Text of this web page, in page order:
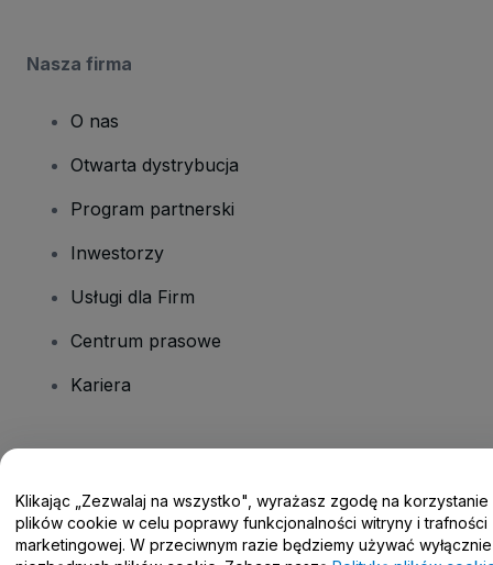
Nasza firma
O nas
Otwarta dystrybucja
Program partnerski
Inwestorzy
Usługi dla Firm
Centrum prasowe
Kariera
Centrum pomocy / Skontaktuj się z nami
Klikając „Zezwalaj na wszystko", wyrażasz zgodę na korzystanie
plików cookie w celu poprawy funkcjonalności witryny i trafności
marketingowej. W przeciwnym razie będziemy używać wyłącznie